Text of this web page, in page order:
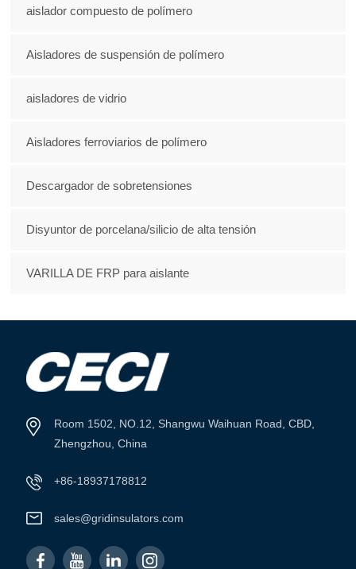
aislador compuesto de polímero
Aisladores de suspensión de polímero
aisladores de vidrio
Aisladores ferroviarios de polímero
Descargador de sobretensiones
Disyuntor de porcelana/silicio de alta tensión
VARILLA DE FRP para aislante
Room 1502, NO.12, Shangwu Waihuan Road, CBD,
Zhengzhou, China
+86-18937178812
sales@gridinsulators.com